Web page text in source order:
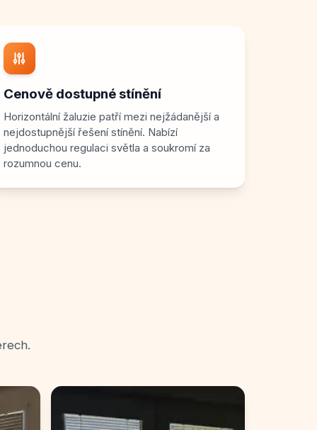
Cenově dostupné stínění
Horizontální žaluzie patří mezi nejžádanější a
nejdostupnější řešení stínění. Nabízí
jednoduchou regulaci světla a soukromí za
rozumnou cenu.